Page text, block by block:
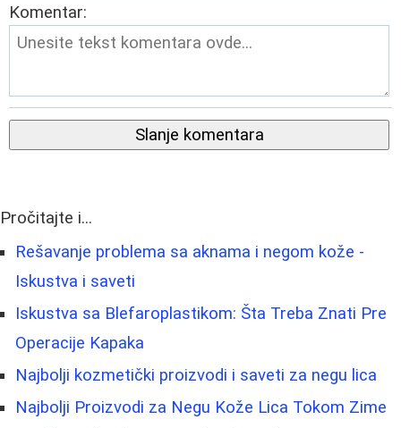
Komentar:
Slanje komentara
Pročitajte i...
Rešavanje problema sa aknama i negom kože -
Iskustva i saveti
Iskustva sa Blefaroplastikom: Šta Treba Znati Pre
Operacije Kapaka
Najbolji kozmetički proizvodi i saveti za negu lica
Najbolji Proizvodi za Negu Kože Lica Tokom Zime